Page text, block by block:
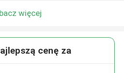
więcej
cenę za